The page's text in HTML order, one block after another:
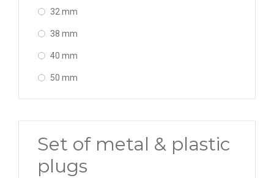
32 mm
38 mm
40 mm
50 mm
60 mm
70 mm
Set of metal & plastic
plugs